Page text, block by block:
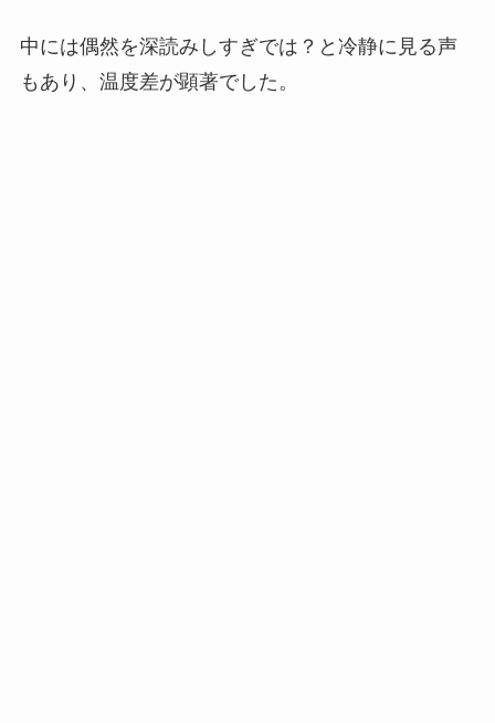
中には偶然を深読みしすぎでは？と冷静に見る声
もあり、温度差が顕著でした。